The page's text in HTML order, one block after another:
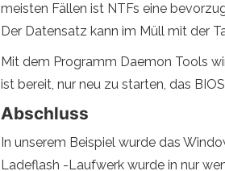
meisten Fällen ist NTFs eine
Der Datensatz kann im Müll mit der
Mit dem Programm Daemon Tools
ist bereit, nur neu zu starten, das
Abschluss
In unserem Beispiel wurde das
Ladeflash -Laufwerk wurde in nur